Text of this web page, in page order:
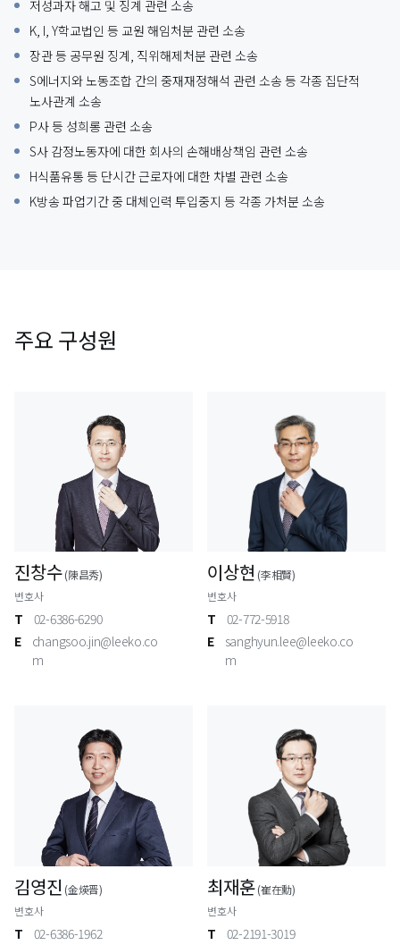
저성과자 해고 및 징계 관련 소송
K, I, Y학교법인 등 교원 해임처분 관련 소송
장관 등 공무원 징계, 직위해제처분 관련 소송
S에너지와 노동조합 간의 중재재정해석 관련 소송 등 각종 집단적
노사관계 소송
P사 등 성희롱 관련 소송
S사 감정노동자에 대한 회사의 손해배상책임 관련 소송
H식품유통 등 단시간 근로자에 대한 차별 관련 소송
K방송 파업기간 중 대체인력 투입중지 등 각종 가처분 소송
주요 구성원
진창수 (陳昌秀)
변호사
T
02-6386-6290
E
changsoo.jin@leeko.co
m
이상현 (李相賢)
변호사
T
02-772-5918
E
sanghyun.lee@leeko.co
m
김영진 (金煐晋)
변호사
T
02-6386-1962
최재훈 (崔在勳)
변호사
T
02-2191-3019